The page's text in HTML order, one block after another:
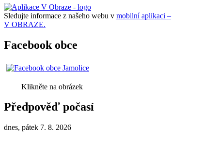
Sledujte informace z našeho webu v mobilní aplikaci –
V OBRAZE.
Facebook obce
Klikněte na obrázek
Předpověď počasí
dnes, pátek 7. 8. 2026